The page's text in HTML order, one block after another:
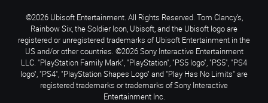
©2026 Ubisoft Entertainment. All Rights Reserved. Tom Clancy’s,
Rainbow Six, the Soldier Icon, Ubisoft, and the Ubisoft logo are
registered or unregistered trademarks of Ubisoft Entertainment in the
US and/or other countries. ©2026 Sony Interactive Entertainment
LLC. "PlayStation Family Mark", "PlayStation", "PS5 logo", "PS5", "PS4
logo", "PS4", "PlayStation Shapes Logo" and "Play Has No Limits" are
registered trademarks or trademarks of Sony Interactive
Entertainment Inc.